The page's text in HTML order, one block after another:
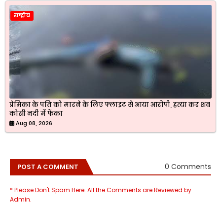
राष्ट्रीय
प्रेमिका के पति को मारने के लिए फ्लाइट से आया आरोपी, हत्या कर शव
कोसी नदी में फेंका
Aug 08, 2026
POST A COMMENT 0 Comments
* Please Don't Spam Here. All the Comments are Reviewed by
Admin.